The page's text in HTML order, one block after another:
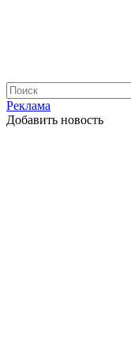
Реклама
Добавить новость